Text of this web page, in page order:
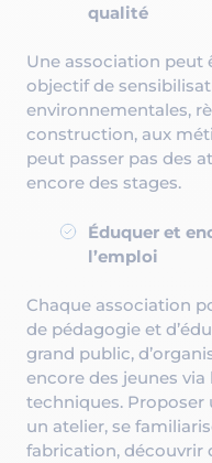
qualité
Une association peut
objectif de
environnementales,
construction, aux
peut passer pas des
encore des stages.
Éduquer et
l’emploi
Chaque association
de pédagogie et
grand public,
encore des jeunes
techniques. Proposer
un atelier, se
fabrication, découvrir